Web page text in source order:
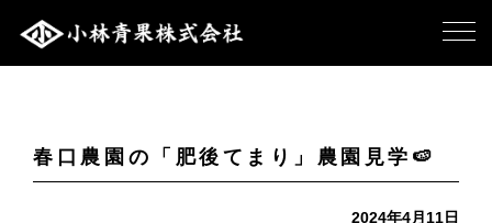
春口農園の「肥後てまり」農園見学🍉
2024年4月11日